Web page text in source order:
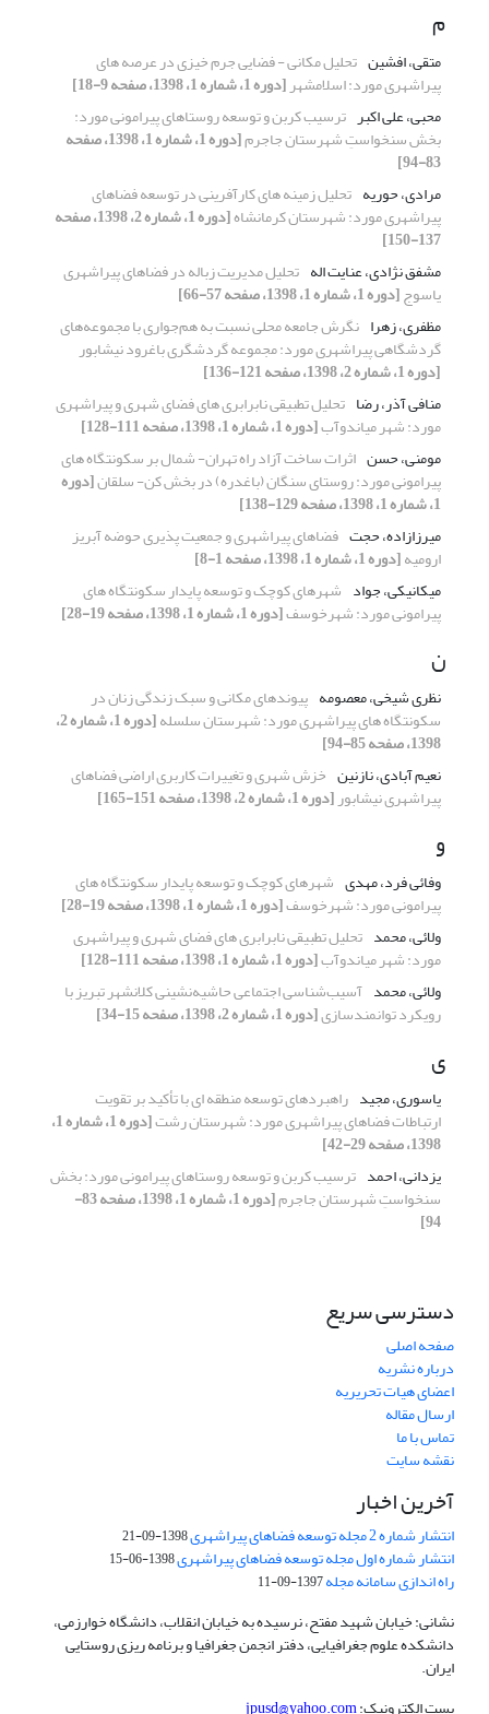
م
متقی، افشین تحلیل مکانی - فضایی جرم خیزی در عرصه های
پیراشهری مورد: اسلامشهر[دوره 1، شماره 1، 1398، صفحه 9-18]
محبی، علی اکبر ترسیب کربن و توسعه روستاهای پیرامونی مورد:
بخش سنخواستِ شهرستان جاجرم [دوره 1، شماره 1، 1398، صفحه
83-94]
مرادی، حوریه تحلیل زمینه های کارآفرینی در توسعه فضاهای
پیراشهری مورد: شهرستان کرمانشاه [دوره 1، شماره 2، 1398، صفحه
137-150]
مشفق نژادی، عنایت اله تحلیل مدیریت زباله در فضاهای پیراشهری
یاسوج[دوره 1، شماره 1، 1398، صفحه 57-66]
مظفری، زهرا نگرش جامعه محلی نسبت به هم‌جواری با مجموعه‌های
گردشگاهی پیراشهری مورد: مجموعه گردشگری باغرود نیشابور
[دوره 1، شماره 2، 1398، صفحه 121-136]
منافی آذر، رضا تحلیل تطبیقی نابرابری های فضای شهری و پیراشهری
مورد: شهر میاندوآب[دوره 1، شماره 1، 1398، صفحه 111-128]
مومنی، حسن اثرات ساخت آزاد راه تهران- شمال بر سکونتگاه های
پیرامونی مورد: روستای سنگان (باغدره) در بخش کن- سلقان[دوره
1، شماره 1، 1398، صفحه 129-138]
میرزازاده، حجت فضاهای پیراشهری و جمعیت پذیری حوضه آبریز
ارومیه[دوره 1، شماره 1، 1398، صفحه 1-8]
میکانیکی، جواد شهرهای کوچک و توسعه پایدار سکونتگاه های
پیرامونی مورد: شهرخوسف[دوره 1، شماره 1، 1398، صفحه 19-28]
ن
نظری شیخی، معصومه پیوندهای مکانی و سبک زندگی زنان در
سکونتگاه های پیراشهری مورد: شهرستان سلسله [دوره 1، شماره 2،
1398، صفحه 85-94]
نعیم آبادی، نازنین خزش شهری و تغییرات کاربری اراضی فضاهای
پیراشهری نیشابور[دوره 1، شماره 2، 1398، صفحه 151-165]
و
وفائی فرد، مهدی شهرهای کوچک و توسعه پایدار سکونتگاه های
پیرامونی مورد: شهرخوسف[دوره 1، شماره 1، 1398، صفحه 19-28]
ولائی، محمد تحلیل تطبیقی نابرابری های فضای شهری و پیراشهری
مورد: شهر میاندوآب[دوره 1، شماره 1، 1398، صفحه 111-128]
ولائی، محمد آسیب‌شناسی اجتماعی حاشیه‌نشینی کلانشهر تبریز با
رویکرد توانمندسازی[دوره 1، شماره 2، 1398، صفحه 15-34]
ی
یاسوری، مجید راهبردهای توسعه منطقه ای با تأکید بر تقویت
ارتباطات فضاهای پیراشهری مورد: شهرستان رشت [دوره 1، شماره 1،
1398، صفحه 29-42]
یزدانی، احمد ترسیب کربن و توسعه روستاهای پیرامونی مورد: بخش
سنخواستِ شهرستان جاجرم [دوره 1، شماره 1، 1398، صفحه 83-
94]
دسترسی سریع
صفحه اصلی
درباره نشریه
اعضای هیات تحریریه
ارسال مقاله
تماس با ما
نقشه سایت
آخرین اخبار
انتشار شماره 2 مجله توسعه فضاهای پیراشهری 1398-09-21
انتشار شماره اول مجله توسعه فضاهای پیراشهری1398-06-15
راه اندازی سامانه مجله1397-09-11
نشانی: خیابان شهید مفتح، نرسیده به خیابان انقلاب، دانشگاه خوارزمی،
دانشکده علوم جغرافیایی، دفتر انجمن جغرافیا و برنامه ریزی روستایی
ایران.
پست الکترونیک:jpusd@yahoo.com